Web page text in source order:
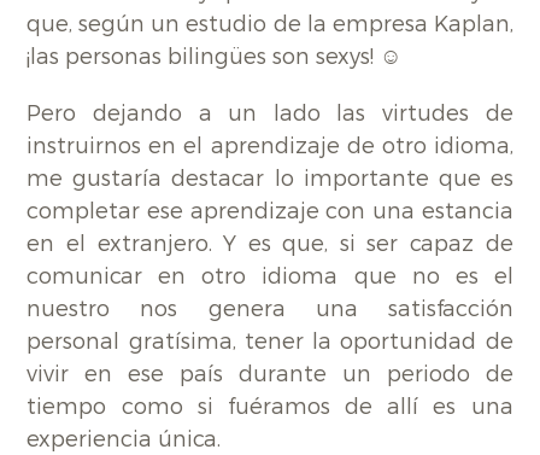
que, según un estudio de la empresa Kaplan,
¡las personas bilingües son sexys! ☺
Pero dejando a un lado las virtudes de
instruirnos en el aprendizaje de otro idioma,
me gustaría destacar lo importante que es
completar ese aprendizaje con una estancia
en el extranjero. Y es que, si ser capaz de
comunicar en otro idioma que no es el
nuestro nos genera una satisfacción
personal gratísima, tener la oportunidad de
vivir en ese país durante un periodo de
tiempo como si fuéramos de allí es una
experiencia única.